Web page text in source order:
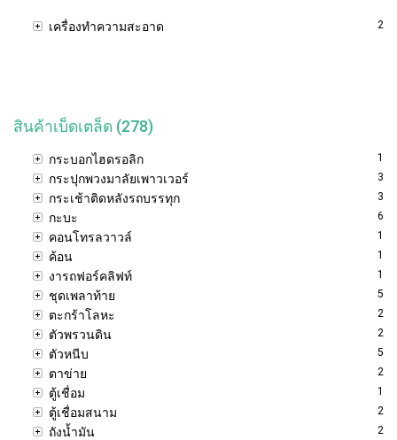
เครื่องทำความสะอาด 2
สินค้าเบ็ดเตล็ด (278)
กระบอกไฮดรอลิก 1
กระปุกพวงมาลัยเพาวเวอร์ 3
กระเช้าติดหลังรถบรรทุก 3
กะบะ 6
คอนโทรลวาวล์ 1
ค้อน 1
งารถฟอร์คลิฟท์ 1
ชุดเพลาท้าย 5
ตะกร้าโลหะ 2
ตัวพรวนดิน 2
ตัวหนีบ 5
ตาข่าย 2
ตู้เชื่อม 1
ตู้เชื่อมสนาม 2
ถังน้ำมัน 2